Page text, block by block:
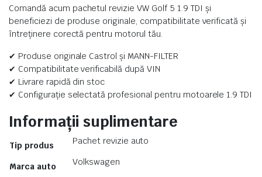
Comandă acum pachetul revizie VW Golf 5 1.9 TDI și
beneficiezi de produse originale, compatibilitate verificată și
întreținere corectă pentru motorul tău.
✔ Produse originale Castrol și MANN-FILTER
✔ Compatibilitate verificabilă după VIN
✔ Livrare rapidă din stoc
✔ Configurație selectată profesional pentru motoarele 1.9 TDI
Informații suplimentare
Tip produs Pachet revizie auto
Marca auto Volkswagen